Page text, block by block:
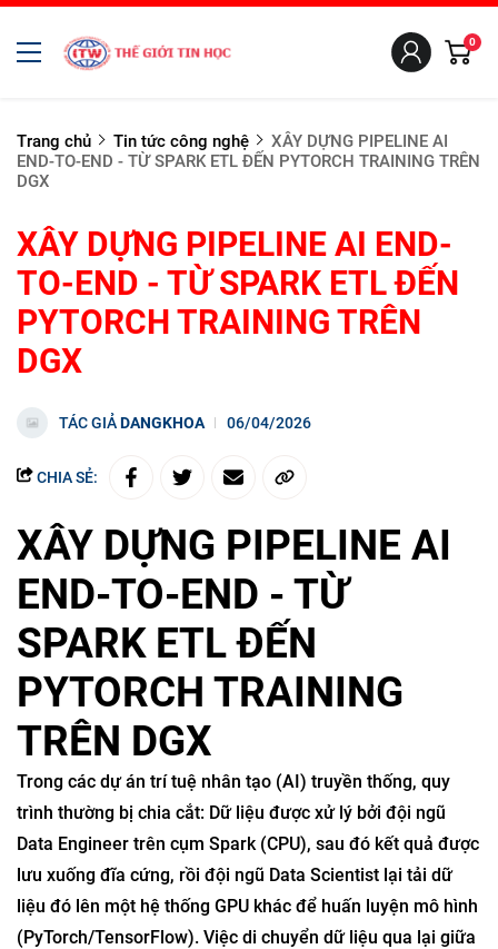
0
Trang chủ Tin tức công nghệ
XÂY DỰNG PIPELINE AI
END-TO-END - TỪ SPARK ETL ĐẾN PYTORCH TRAINING TRÊN
DGX
XÂY DỰNG PIPELINE AI END-
TO-END - TỪ SPARK ETL ĐẾN
PYTORCH TRAINING TRÊN
DGX
TÁC GIẢDANGKHOA 06/04/2026
CHIA SẺ:
XÂY DỰNG PIPELINE AI
END-TO-END - TỪ
SPARK ETL ĐẾN
PYTORCH TRAINING
TRÊN DGX
Trong các dự án trí tuệ nhân tạo (AI) truyền thống, quy
trình thường bị chia cắt: Dữ liệu được xử lý bởi đội ngũ
Data Engineer trên cụm Spark (CPU), sau đó kết quả được
lưu xuống đĩa cứng, rồi đội ngũ Data Scientist lại tải dữ
liệu đó lên một hệ thống GPU khác để huấn luyện mô hình
(PyTorch/TensorFlow). Việc di chuyển dữ liệu qua lại giữa